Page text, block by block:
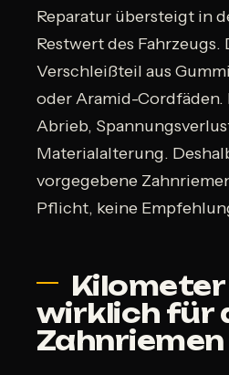
Reparatur übersteigt in
Restwert des
Verschleißteil aus
oder Aramid-
Abrieb,
Materialalterung.
vorgegebene
Pflicht, keine
Kilometer
wirklich für